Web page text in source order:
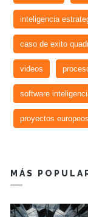
inteligencia
caso de exito
videos
software
proyectos europeos
MÁS